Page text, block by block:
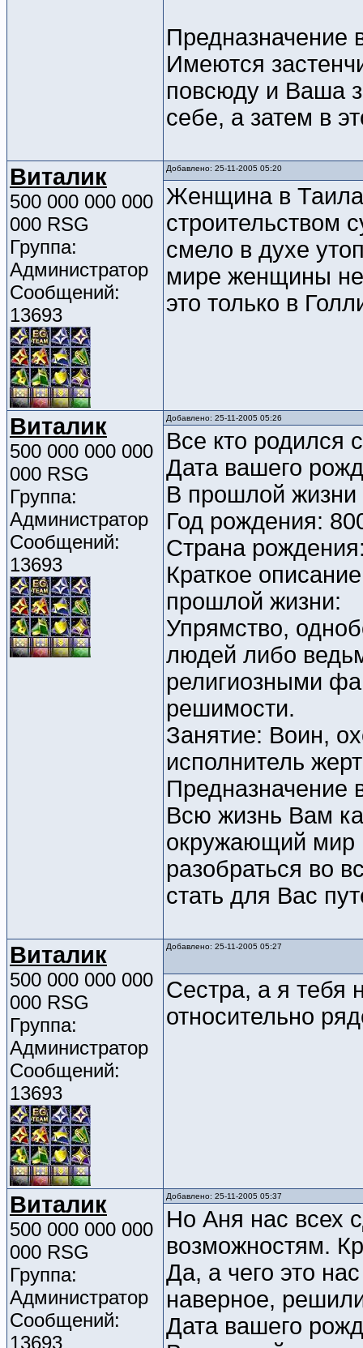
Имеются
повсюду и Ваша
себе, а затем в
Виталик
500 000 000 000
000 RSG
Группа:
Администратор
Сообщений:
13693
Добавлено: 25-11-2005 05:20
Женщина в
строительством
смело в духе
мире женщины не
это только в
Виталик
500 000 000 000
000 RSG
Группа:
Администратор
Сообщений:
13693
Добавлено: 25-11-2005 05:26
Все кто родился
Дата вашего
В прошлой
Год рождения:
Страна
Краткое
прошлой жизни:
Упрямство,
людей либо
религиозными
решимости.
Занятие: Воин,
исполнитель
Всю жизнь Вам
окружающий мир
разобраться во
стать для Вас
Виталик
500 000 000 000
000 RSG
Группа:
Администратор
Сообщений:
13693
Добавлено: 25-11-2005 05:27
Сестра, а я тебя
относительно
Виталик
500 000 000 000
000 RSG
Группа:
Администратор
Сообщений:
13693
Добавлено: 25-11-2005 05:37
Но Аня нас всех
возможностям.
Да, а чего это
наверное,
Дата вашего